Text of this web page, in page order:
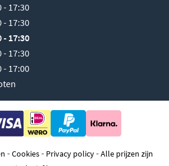
- 17:30
- 17:30
- 17:30
- 17:30
- 17:00
-Cookies- Privacy policy-Alle prijzen zijn